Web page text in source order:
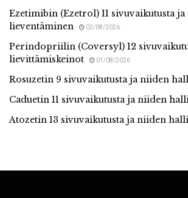
Ezetimibin (Ezetrol) 11 sivuvaikutusta
lieventäminen
02/08/2026
Perindopriilin (Coversyl) 12
lievittämiskeinot
01/08/2026
Rosuzetin 9 sivuvaikutusta ja niiden
Caduetin 11 sivuvaikutusta ja niiden
Atozetin 13 sivuvaikutusta ja niiden